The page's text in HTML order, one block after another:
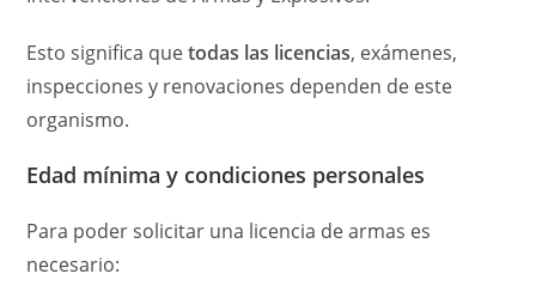
Esto significa quetodas las licencias, exámenes,
inspecciones y renovaciones dependen de este
organismo.
Edad mínima y condiciones personales
Para poder solicitar una licencia de armas es
necesario: